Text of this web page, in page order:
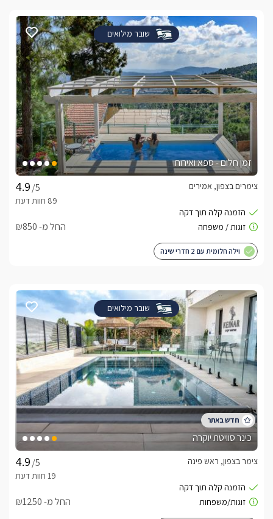
שובר מילואים
זמן חלום - ספא ואירוח
/5
צימרים בצפון, אמירים
החל מ- ₪850
וילה חלומית עם 2 חדרי שינה
שובר מילואים
כינר סוויטת יוקרה
/5
צימר בצפון, ראש פינה
החל מ- ₪1250